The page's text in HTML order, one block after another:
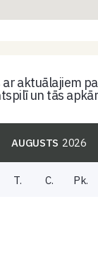
ar aktuālajiem
un tās
AUGUSTS 2026
T. C. Pk.